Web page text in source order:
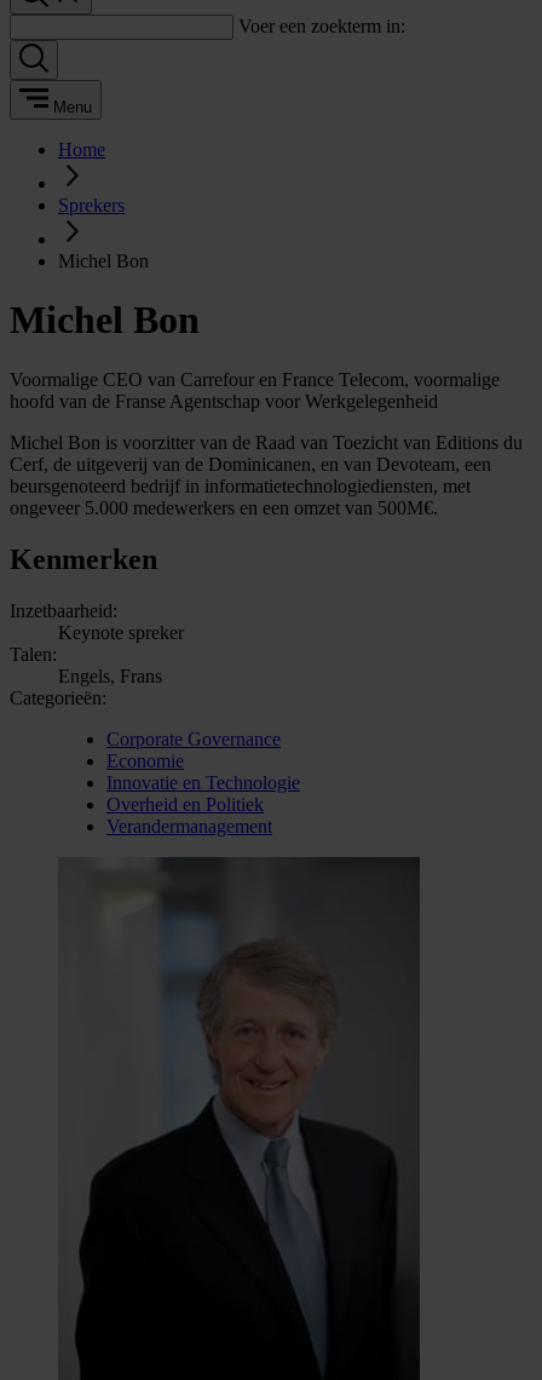
Voer een zoekterm in:
Menu
Home
Sprekers
Michel Bon
Michel Bon
Voormalige CEO van Carrefour en France Telecom, voormalige
hoofd van de Franse Agentschap voor Werkgelegenheid
Michel Bon is voorzitter van de Raad van Toezicht van Editions du
Cerf, de uitgeverij van de Dominicanen, en van Devoteam, een
beursgenoteerd bedrijf in informatietechnologiediensten, met
ongeveer 5.000 medewerkers en een omzet van 500M€.
Kenmerken
Inzetbaarheid:
Keynote spreker
Talen:
Engels, Frans
Categorieën:
Corporate Governance
Economie
Innovatie en Technologie
Overheid en Politiek
Verandermanagement